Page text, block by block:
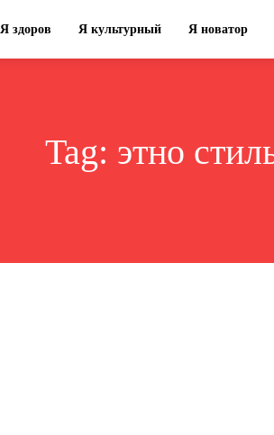
Я здоров Я культурный Я новатор
Tag: этно